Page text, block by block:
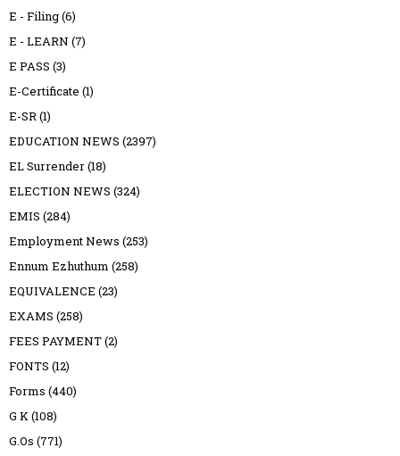
E - Filing(6)
E - LEARN (7)
E PASS (3)
E-Certificate (1)
E-SR(1)
EDUCATION NEWS (2397)
EL Surrender(18)
ELECTION NEWS (324)
EMIS (284)
Employment News (253)
Ennum Ezhuthum (258)
EQUIVALENCE (23)
EXAMS (258)
FEES PAYMENT(2)
FONTS (12)
Forms (440)
G K(108)
G.Os (771)